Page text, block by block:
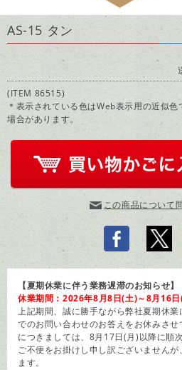
AS-15 タン
(ITEM 86515)
＊表示されている色はWeb表示用の近似
場合があります。
この商品について
【夏期休業に伴う業務遅滞のお知らせ】
休業期間：2026年8月8日(土)～8月16
上記期間、誠に勝手ながら弊社夏期休
でのお問い合わせのお答えをお休みさ
につきましては、8月17日(月)以降に順
ご不便をお掛けし申し訳ございません
ます。